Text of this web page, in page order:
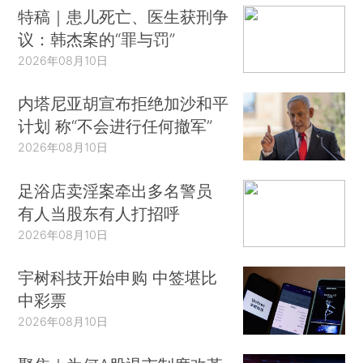
特稿｜患儿死亡、医生获刑争
议：韩杰案的“罪与罚”
2026年08月10日
内塔尼亚胡宣布拒绝加沙和平
计划 称“不会进行任何撤军”
2026年08月10日
足浴店卖淫案牵出多名警员
有人当股东有人打招呼
2026年08月10日
宇树科技开始申购 中签堪比
中彩票
2026年08月10日